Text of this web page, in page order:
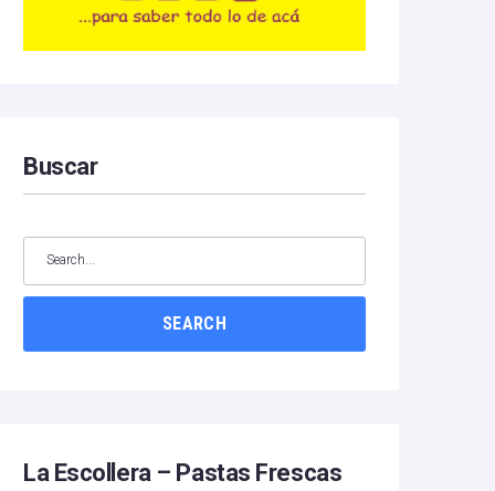
Buscar
SEARCH
La Escollera – Pastas Frescas